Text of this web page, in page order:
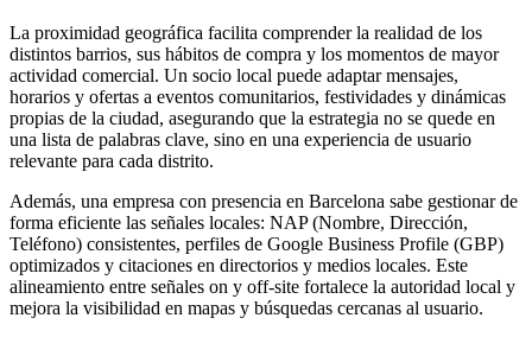
La proximidad geográfica facilita comprender la realidad de los
distintos barrios, sus hábitos de compra y los momentos de mayor
actividad comercial. Un socio local puede adaptar mensajes,
horarios y ofertas a eventos comunitarios, festividades y dinámicas
propias de la ciudad, asegurando que la estrategia no se quede en
una lista de palabras clave, sino en una experiencia de usuario
relevante para cada distrito.
Además, una empresa con presencia en Barcelona sabe gestionar de
forma eficiente las señales locales: NAP (Nombre, Dirección,
Teléfono) consistentes, perfiles de Google Business Profile (GBP)
optimizados y citaciones en directorios y medios locales. Este
alineamiento entre señales on y off-site fortalece la autoridad local y
mejora la visibilidad en mapas y búsquedas cercanas al usuario.